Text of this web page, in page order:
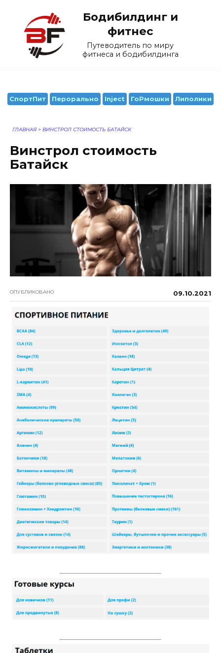
содержанию
Бодибилдинг и
фитнес
Путеводитель по миру
фитнеса и бодибилдинга
СпортПит Перорально Inject ГоРмошки Липолики
ГЛАВНАЯ > ВИНСТРОЛ СТОИМОСТЬ БАТАЙСК
Винстрол стоимость
Батайск
ОПУБЛИКОВАНО 09.10.2021